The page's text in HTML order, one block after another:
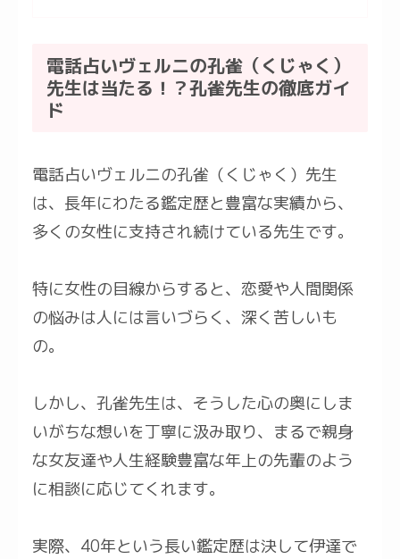
電話占いヴェルニの孔雀（くじゃく）
先生は当たる！？孔雀先生の徹底ガイ
ド
電話占いヴェルニの孔雀（くじゃく）先生
は、長年にわたる鑑定歴と豊富な実績から、
多くの女性に支持され続けている先生です。
特に女性の目線からすると、恋愛や人間関係
の悩みは人には言いづらく、深く苦しいも
の。
しかし、孔雀先生は、そうした心の奥にしま
いがちな想いを丁寧に汲み取り、まるで親身
な女友達や人生経験豊富な年上の先輩のよう
に相談に応じてくれます。
実際、40年という長い鑑定歴は決して伊達で